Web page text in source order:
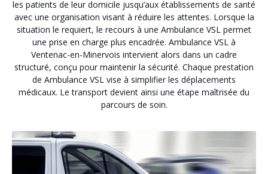
les patients de leur domicile jusqu’aux établissements de santé
avec une organisation visant à réduire les attentes. Lorsque la
situation le requiert, le recours à une Ambulance VSL permet
une prise en charge plus encadrée. Ambulance VSL à
Ventenac-en-Minervois intervient alors dans un cadre
structuré, conçu pour maintenir la sécurité. Chaque prestation
de Ambulance VSL vise à simplifier les déplacements
médicaux. Le transport devient ainsi une étape maîtrisée du
parcours de soin.